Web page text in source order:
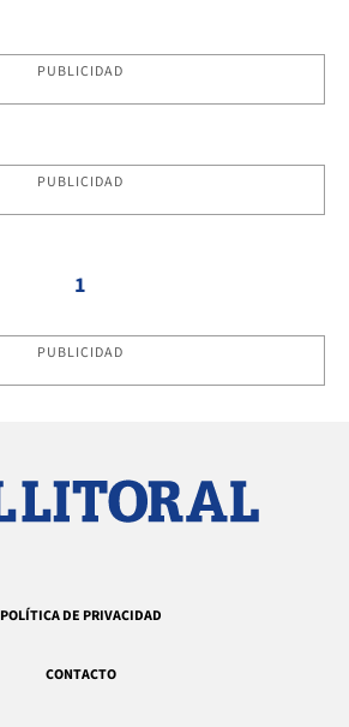
PUBLICIDAD
PUBLICIDAD
1
PUBLICIDAD
POLÍTICA DE PRIVACIDAD
CONTACTO